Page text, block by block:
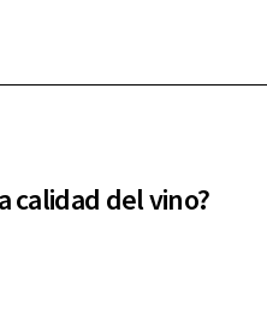
calidad del vino?